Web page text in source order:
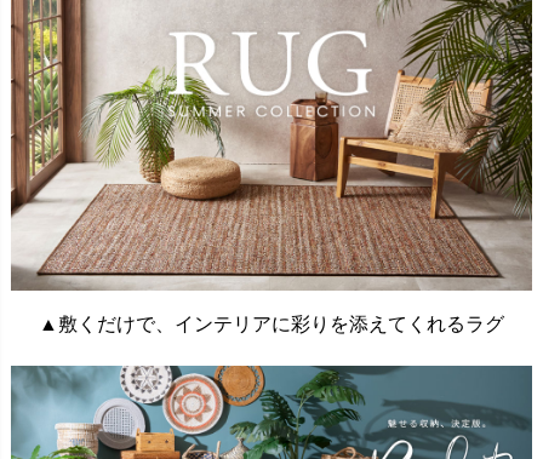
▲敷くだけで、インテリアに彩りを添えてくれるラグ